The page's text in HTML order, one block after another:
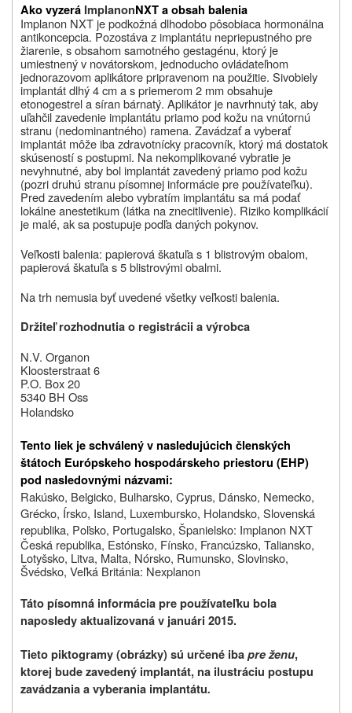
Ako vyzerá ImplanonNXT a obsah balenia
Implanon NXT je podkožná dlhodobo pôsobiaca hormonálna
antikoncepcia. Pozostáva z implantátu nepriepustného pre
žiarenie, s obsahom samotného gestagénu, ktorý je
umiestnený v novátorskom, jednoducho ovládateľnom
jednorazovom aplikátore pripravenom na použitie. Sivobiely
implantát dlhý 4 cm as priemerom 2 mm obsahuje
etonogestrel a síran bárnatý. Aplikátor je navrhnutý tak, aby
uľahčil zavedenie implantátu priamo pod kožu na vnútornú
stranu (nedominantného) ramena. Zavádzať a vyberať
implantát môže iba zdravotnícky pracovník, ktorý má dostatok
skúseností s postupmi. Na nekomplikované vybratie je
nevyhnutné, aby bol implantát zavedený priamo pod kožu
(pozri druhú stranu písomnej informácie pre používateľku).
Pred zavedením alebo vybratím implantátu sa má podať
lokálne anestetikum (látka na znecitlivenie). Riziko komplikácií
je malé, ak sa postupuje podľa daných pokynov.
Veľkosti balenia: papierová škatuľa s 1 blistrovým obalom,
papierová škatuľa s 5 blistrovými obalmi.
Na trh nemusia byť uvedené všetky veľkosti balenia.
Držiteľ rozhodnutia o registrácii a výrobca
N.V. Organon
Kloosterstraat 6
P.O. Box 20
5340 BH Oss
Holandsko
Tento liek je schválený v nasledujúcich členských
štátoch Európskeho hospodárskeho priestoru (EHP)
pod nasledovnými názvami:
Rakúsko, Belgicko, Bulharsko, Cyprus, Dánsko, Nemecko,
Grécko, Írsko, Island, Luxembursko, Holandsko, Slovenská
republika, Poľsko, Portugalsko, Španielsko: Implanon NXT
Česká republika, Estónsko, Fínsko, Francúzsko, Taliansko,
Lotyšsko, Litva, Malta, Nórsko, Rumunsko, Slovinsko,
Švédsko, Veľká Británia: Nexplanon
Táto písomná informácia pre používateľku bola
naposledy aktualizovaná v januári 2015.
Tieto piktogramy (obrázky) sú určené ibapre ženu,
ktorej bude zavedený implantát, na ilustráciu postupu
zavádzania a vyberania implantátu.